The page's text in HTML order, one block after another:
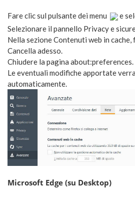
Fare clic sul pulsante dei menu
e
Selezionare il pannello Privacy e
Nella sezione Contenuti web in
Cancella adesso.
Chiudere la pagina about:preferences.
Le eventuali modifiche apportate
automaticamente.
Microsoft Edge (su Desktop)